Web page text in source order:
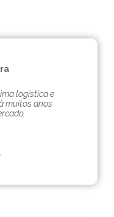
logística e
muitos anos